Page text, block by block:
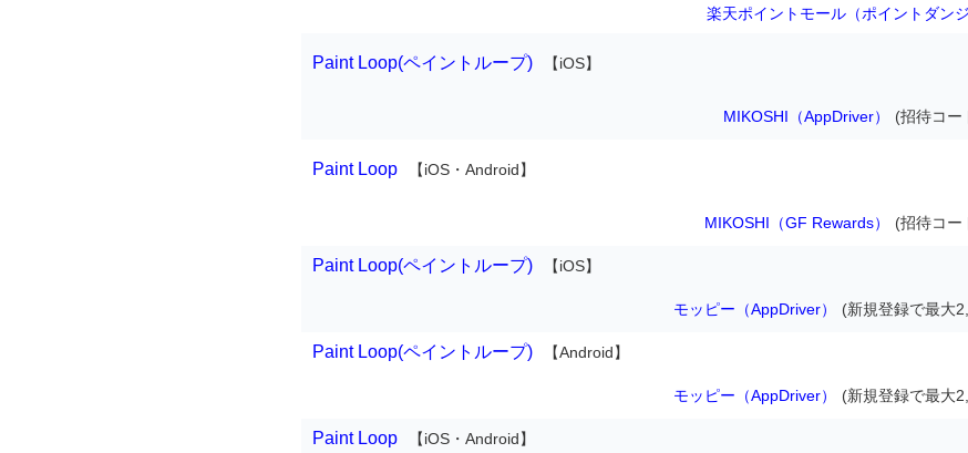
楽天ポイントモール（ポイントダンジ
Paint Loop(ペイントループ) 【iOS】
MIKOSHI（AppDriver） (招待コー
Paint Loop 【iOS・Android】
MIKOSHI（GF Rewards） (招待コー
Paint Loop(ペイントループ) 【iOS】
モッピー（AppDriver） (新規登録で最大
Paint Loop(ペイントループ) 【Android】
モッピー（AppDriver） (新規登録で最大
Paint Loop 【iOS・Android】